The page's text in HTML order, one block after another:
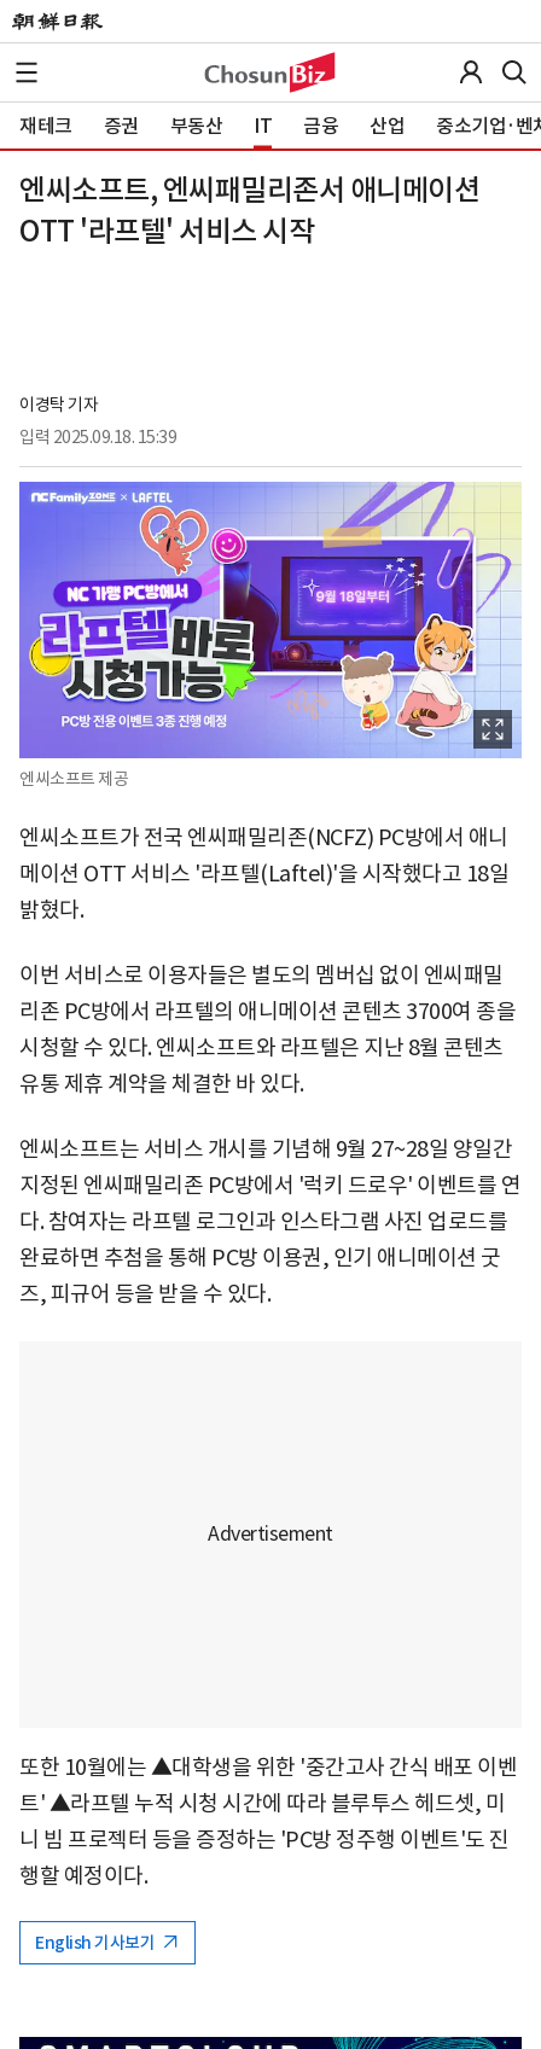
재테크 증권 부동산 IT 금융 산업 중소기업·벤
엔씨소프트, 엔씨패밀리존서 애니메이션
OTT '라프텔' 서비스 시작
이경탁 기자
입력 2025.09.18. 15:39
엔씨소프트 제공
엔씨소프트가 전국 엔씨패밀리존(NCFZ) PC방에서 애니
메이션 OTT 서비스 '라프텔(Laftel)'을 시작했다고 18일
밝혔다.
이번 서비스로 이용자들은 별도의 멤버십 없이 엔씨패밀
리존 PC방에서 라프텔의 애니메이션 콘텐츠 3700여 종을
시청할 수 있다. 엔씨소프트와 라프텔은 지난 8월 콘텐츠
유통 제휴 계약을 체결한 바 있다.
엔씨소프트는 서비스 개시를 기념해 9월 27~28일 양일간
지정된 엔씨패밀리존 PC방에서 '럭키 드로우' 이벤트를 연
다. 참여자는 라프텔 로그인과 인스타그램 사진 업로드를
완료하면 추첨을 통해 PC방 이용권, 인기 애니메이션 굿
즈, 피규어 등을 받을 수 있다.
또한 10월에는 ▲대학생을 위한 '중간고사 간식 배포 이벤
트' ▲라프텔 누적 시청 시간에 따라 블루투스 헤드셋, 미
니 빔 프로젝터 등을 증정하는 'PC방 정주행 이벤트'도 진
행할 예정이다.
English 기사보기